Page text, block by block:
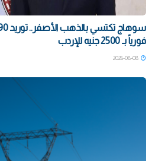
فورياً بـ 2500 جنيه للإردب